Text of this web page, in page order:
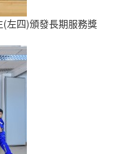
左四)頒發長期服務獎